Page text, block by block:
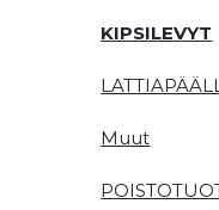
KIPSILEVYT
Muut